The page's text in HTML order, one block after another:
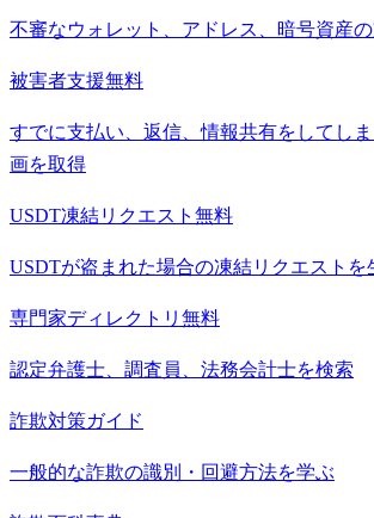
不審なウォレット、アドレス、暗号資産
被害者支援無料
すでに支払い、返信、情報共有をしてし
画を取得
USDT凍結リクエスト 無料
USDTが盗まれた場合の凍結リクエストを
専門家ディレクトリ 無料
認定弁護士、調査員、法務会計士を検索
詐欺対策ガイド
一般的な詐欺の識別・回避方法を学ぶ